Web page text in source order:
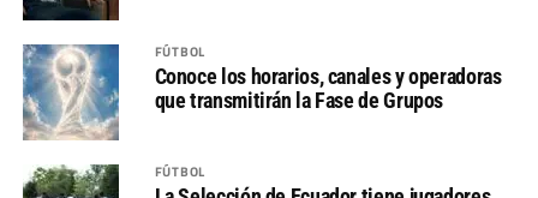
FÚTBOL
Conoce los horarios, canales y operadoras
que transmitirán la Fase de Grupos
FÚTBOL